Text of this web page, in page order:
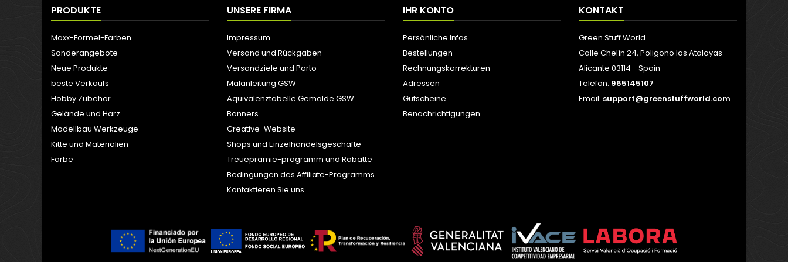
PRODUKTE
Maxx-Formel-Farben
Sonderangebote
Neue Produkte
beste Verkaufs
Hobby Zubehör
Gelände und Harz
Modellbau Werkzeuge
Kitte und Materialien
Farbe
UNSERE FIRMA
Impressum
Versand und Rückgaben
Versandziele und Porto
Malanleitung GSW
Äquivalenztabelle Gemälde GSW
Banners
Creative-Website
Shops und Einzelhandelsgeschäfte
Treueprämie-programm und Rabatte
Bedingungen des Affiliate-Programms
Kontaktieren Sie uns
IHR KONTO
Persönliche Infos
Bestellungen
Rechnungskorrekturen
Adressen
Gutscheine
Benachrichtigungen
KONTAKT
Green Stuff World
Calle Chelín 24, Poligono las Atalayas
Alicante 03114 - Spain
Telefon: 965145107
Email: support@greenstuffworld.com